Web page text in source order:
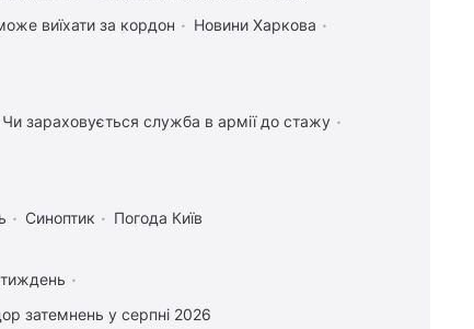
виїхати за кордон
Новини Харкова
Чи зараховується служба в армії до стажу
Синоптик Погода Київ
затемнень у серпні 2026